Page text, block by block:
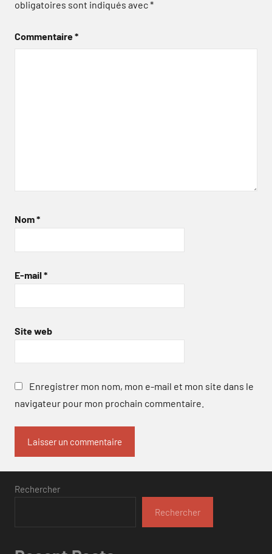
obligatoires sont indiqués avec*
Commentaire*
Nom*
E-mail *
Site web
Enregistrer mon nom, mon e-mail et mon site dans le
navigateur pour mon prochain commentaire.
Rechercher
Rechercher